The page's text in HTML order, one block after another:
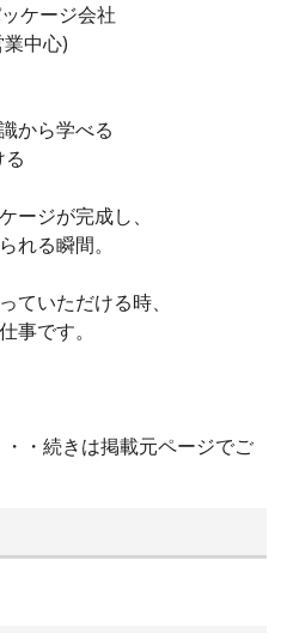
ケージ会社
中心)
から学べる
ージが完成し、
れる瞬間。
ていただける時、
事です。
・・続きは掲載元ページでご